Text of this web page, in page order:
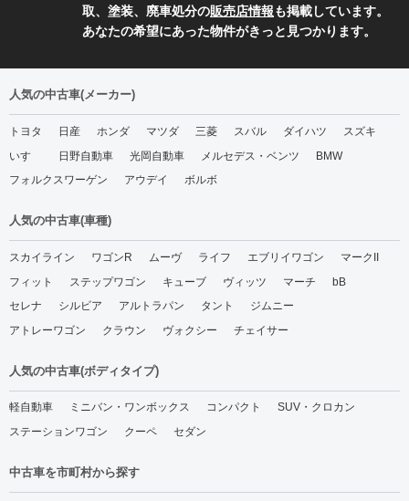
取、塗装、廃車処分の販売店情報も掲載しています。
あなたの希望にあった物件がきっと見つかります。
人気の中古車(メーカー)
トヨタ 日産 ホンダ マツダ 三菱 スバル ダイハツ
スズキ
いすゞ
日野自動車 光岡自動車 メルセデス・ベンツ
BMW
フォルクスワーゲン
アウデイ ボルボ
人気の中古車(車種)
スカイライン ワゴンR ムーヴ ライフ エブリイワゴン
マークII
フィット
ステップワゴン キューブ ヴィッツ マーチ
bB
セレナ
シルビア アルトラパン タント
ジムニー
アトレーワゴン
クラウン ヴォクシー チェイサー
人気の中古車(ボディタイプ)
軽自動車 ミニバン・ワンボックス コンパクト
SUV・クロカン
ステーションワゴン
クーペ セダン
中古車を市町村から探す